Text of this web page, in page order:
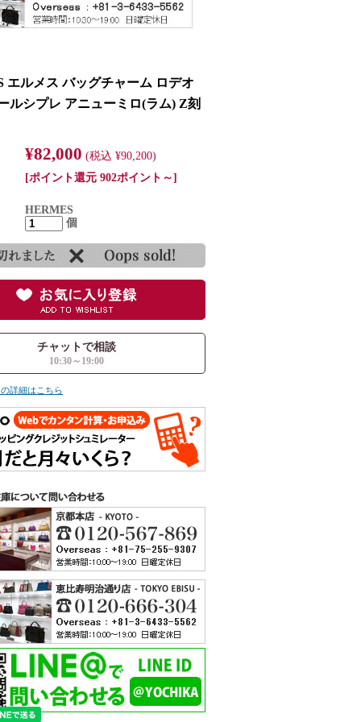
エルメス バッグチャーム ロデオ
ルシプレ アニューミロ(ラム) Z刻
¥82,000 (税込 ¥90,200)
[ポイント還元 902ポイント～]
HERMES
個
チャットで相談
10:30～19:00
詳細はこちら